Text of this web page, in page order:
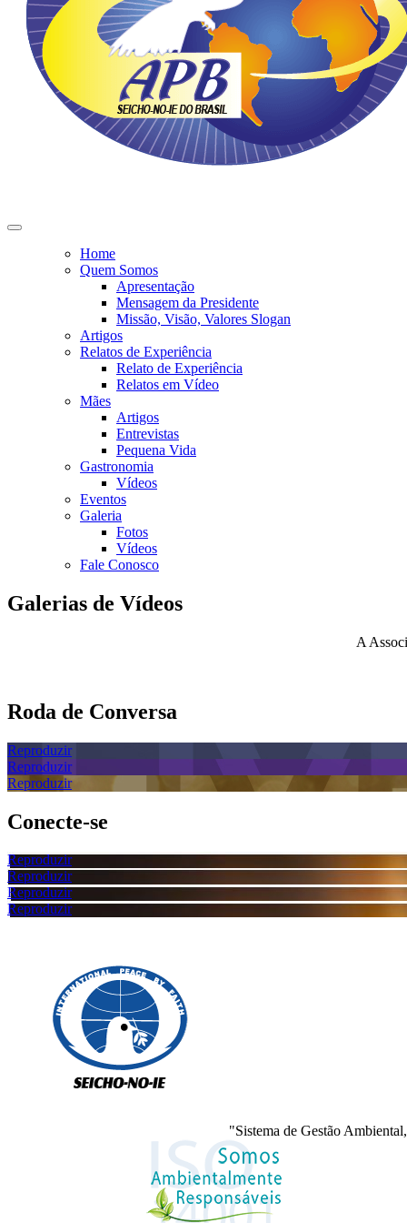
Home
Quem Somos
Apresentação
Mensagem da Presidente
Missão, Visão, Valores Slogan
Artigos
Relatos de Experiência
Relato de Experiência
Relatos em Vídeo
Mães
Artigos
Entrevistas
Pequena Vida
Gastronomia
Vídeos
Eventos
Galeria
Fotos
Vídeos
Fale Conosco
Galerias de Vídeos
A
Roda de Conversa
Reproduzir
Reproduzir
Reproduzir
Conecte-se
Reproduzir
Reproduzir
Reproduzir
Reproduzir
"Sistema de Gestão